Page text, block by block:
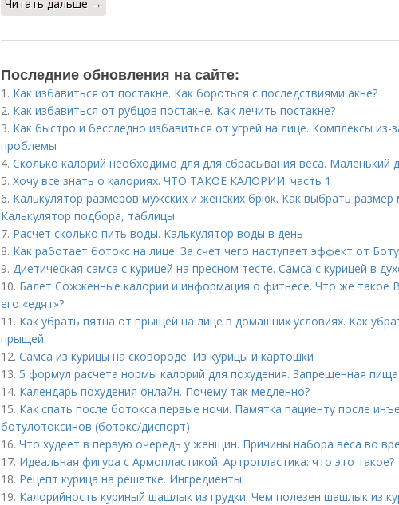
Читать дальше →
Последние обновления на сайте:
1. Как избавиться от постакне. Как бороться с последствиями акне?
2. Как избавиться от рубцов постакне. Как лечить постакне?
3. Как быстро и бесследно избавиться от угрей на лице. Комплексы из-
проблемы
4. Сколько калорий необходимо для для сбрасывания веса. Маленький
5. Хочу все знать о калориях. ЧТО ТАКОЕ КАЛОРИИ: часть 1
6. Калькулятор размеров мужских и женских брюк. Как выбрать размер
Калькулятор подбора, таблицы
7. Расчет сколько пить воды. Калькулятор воды в день
8. Как работает ботокс на лице. За счет чего наступает эффект от
9. Диетическая самса с курицей на пресном тесте. Самса с курицей в
10. Балет Сожженные калории и информация о фитнесе. Что же такое
его «едят»?
11. Как убрать пятна от прыщей на лице в домашних условиях. Как
прыщей
12. Самса из курицы на сковороде. Из курицы и картошки
13. 5 формул расчета нормы калорий для похудения. Запрещенная пища
14. Календарь похудения онлайн. Почему так медленно?
15. Как спать после ботокса первые ночи. Памятка пациенту после
ботулотоксинов (ботокс/диспорт)
16. Что худеет в первую очередь у женщин. Причины набора веса во
17. Идеальная фигура с Армопластикой. Артропластика: что это такое?
18. Рецепт курица на решетке. Ингредиенты:
19. Калорийность куриный шашлык из грудки. Чем полезен шашлык из